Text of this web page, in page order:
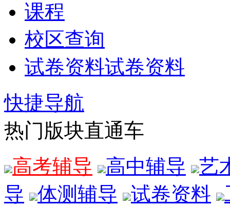
课程
校区查询
试卷资料试卷资料
快捷导航
热门版块直通车
高考辅导
高中辅导
艺
导
体测辅导 试卷资料